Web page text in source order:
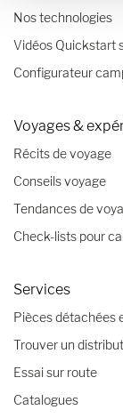
Nos technologies
Vidéos Quickstart
Configurateur
Voyages &
Récits de voyage
Conseils voyage
Tendances de
Check-lists pour
Services
Pièces détachées
Trouver un
Essai sur route
Catalogues